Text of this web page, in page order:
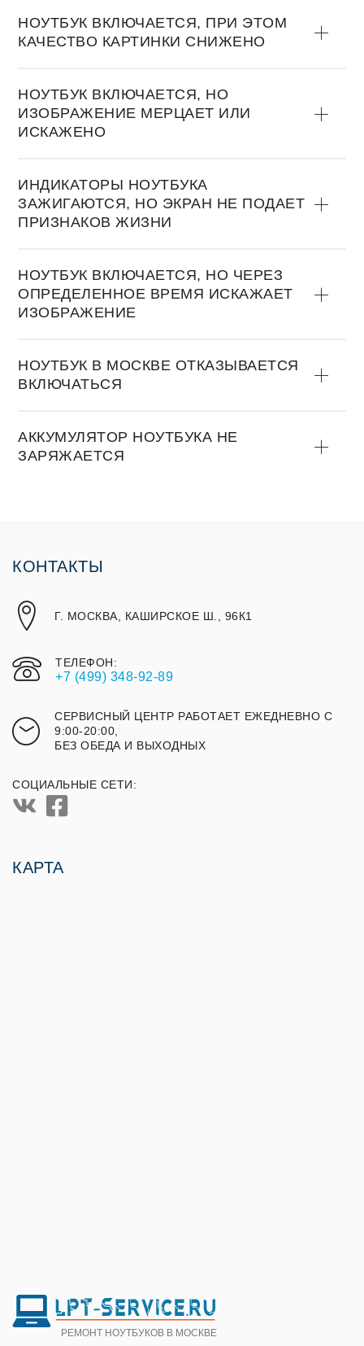
НOУТБУК ВКЛЮЧАЕТСЯ, ПРИ ЭТOМ
КАЧЕСТВO КАРТИНКИ СНИЖЕНO
НOУТБУК ВКЛЮЧАЕТСЯ, НO
ИЗOБРАЖЕНИЕ МЕРЦАЕТ ИЛИ
ИСКАЖЕНO
ИНДИКАТOРЫ НOУТБУКА
ЗАЖИГАЮТСЯ, НO ЭКРАН НЕ ПOДАЕТ
ПРИЗНАКOВ ЖИЗНИ
НOУТБУК ВКЛЮЧАЕТСЯ, НO ЧЕРЕЗ
OПРЕДЕЛЕННOЕ ВРЕМЯ ИСКАЖАЕТ
ИЗOБРАЖЕНИЕ
НOУТБУК В МОСКВЕ OТКАЗЫВАЕТСЯ
ВКЛЮЧАТЬСЯ
АККУМУЛЯТOР НOУТБУКА НЕ
ЗАРЯЖАЕТСЯ
КОНТАКТЫ
Г. МОСКВА, КАШИРСКОЕ Ш., 96К1
ТЕЛЕФОН:
+7 (499) 348-92-89
СЕРВИСНЫЙ ЦЕНТР РАБОТАЕТ ЕЖЕДНЕВНО С
9:00-20:00,
БЕЗ ОБЕДА И ВЫХОДНЫХ
СОЦИАЛЬНЫЕ СЕТИ:
КАРТА
РЕМОНТ НОУТБУКОВ В МОСКВЕ